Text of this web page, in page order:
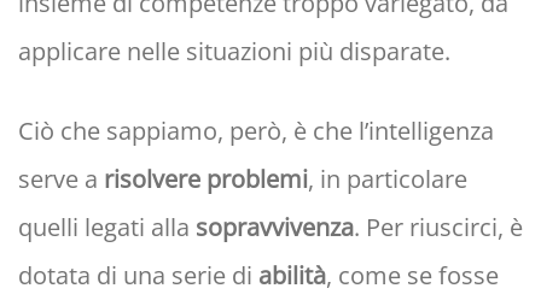
applicare nelle situazioni più disparate.
Ciò che sappiamo, però, è che l’intelligenza
serve a risolvere problemi, in particolare
quelli legati alla sopravvivenza. Per riuscirci, è
dotata di una serie di abilità, come se fosse